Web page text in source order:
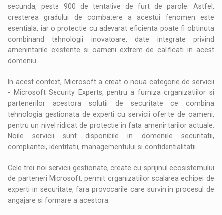
secunda, peste 900 de tentative de furt de parole. Astfel,
cresterea gradului de combatere a acestui fenomen este
esentiala, iar o protectie cu adevarat eficienta poate fi obtinuta
combinand tehnologii inovatoare, date integrate privind
amenintarile existente si oameni extrem de calificati in acest
domeniu.
In acest context, Microsoft a creat o noua categorie de servicii
- Microsoft Security Experts, pentru a furniza organizatiilor si
partenerilor acestora solutii de securitate ce combina
tehnologia gestionata de experti cu servicii oferite de oameni,
pentru un nivel ridicat de protectie in fata amenintarilor actuale.
Noile servicii sunt disponibile in domeniile securitatii,
compliantei, identitatii, managementului si confidentialitatii.
Cele trei noi servicii gestionate, create cu sprijinul ecosistemului
de parteneri Microsoft, permit organizatiilor scalarea echipei de
experti in securitate, fara provocarile care survin in procesul de
angajare si formare a acestora.